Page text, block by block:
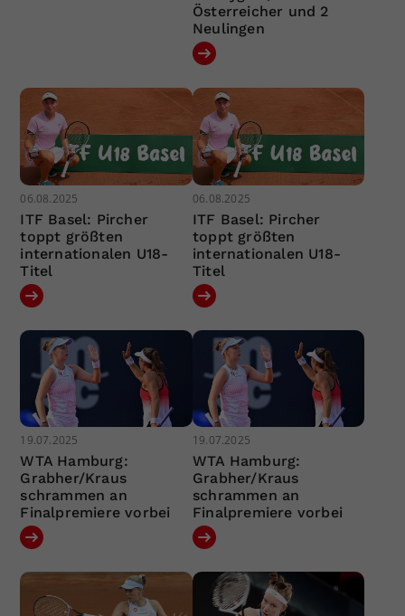
Österreicher und 2
Neulingen
06.08.2025
ITF Basel: Pircher
toppt größten
internationalen U18-
Titel
06.08.2025
ITF Basel: Pircher
toppt größten
internationalen U18-
Titel
19.07.2025
WTA Hamburg:
Grabher/Kraus
schrammen an
Finalpremiere vorbei
19.07.2025
WTA Hamburg:
Grabher/Kraus
schrammen an
Finalpremiere vorbei